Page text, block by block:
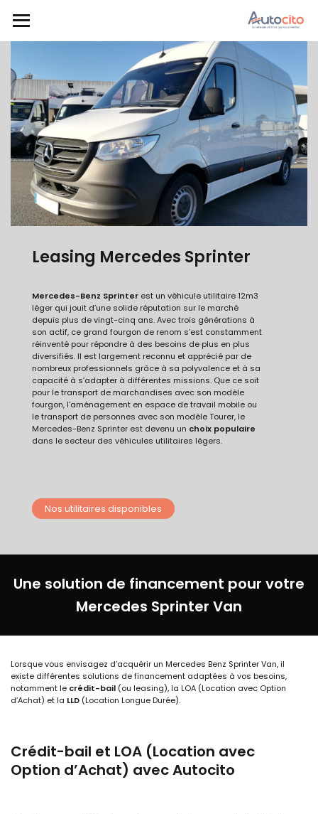
Leasing Mercedes Sprinter
Mercedes-Benz Sprinter est un véhicule utilitaire 12m3
léger qui jouit d’une solide réputation sur le marché
depuis plus de vingt-cinq ans. Avec trois générations à
son actif, ce grand fourgon de renom s’est constamment
réinventé pour répondre à des besoins de plus en plus
diversifiés. Il est largement reconnu et apprécié par de
nombreux professionnels grâce à sa polyvalence et à sa
capacité à s’adapter à différentes missions. Que ce soit
pour le transport de marchandises avec son modèle
fourgon, l’aménagement en espace de travail mobile ou
le transport de personnes avec son modèle Tourer, le
Mercedes-Benz Sprinter est devenu un choix populaire
dans le secteur des véhicules utilitaires légers.
Nos utilitaires disponibles
Une solution de financement pour votre
Mercedes Sprinter Van
Lorsque vous envisagez d’acquérir un Mercedes Benz Sprinter Van, il
existe différentes solutions de financement adaptées à vos besoins,
notamment le crédit-bail (ou leasing), la LOA (Location avec Option
d’Achat) et la LLD (Location Longue Durée).
Crédit-bail et LOA (Location avec
Option d’Achat) avec Autocito